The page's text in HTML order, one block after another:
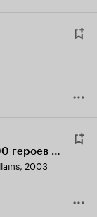
героев и
, 2003